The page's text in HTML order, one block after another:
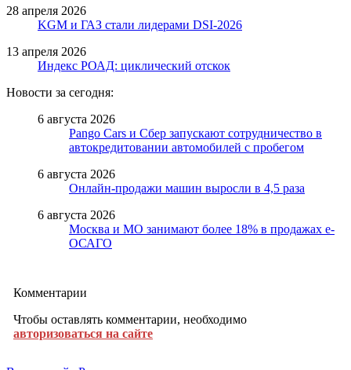
28 апреля 2026
KGM и ГАЗ стали лидерами DSI-2026
13 апреля 2026
Индекс РОАД: циклический отскок
Новости за сегодня:
6 августа 2026
Pango Cars и Сбер запускают сотрудничество в
автокредитовании автомобилей с пробегом
6 августа 2026
Онлайн-продажи машин выросли в 4,5 раза
6 августа 2026
Москва и МО занимают более 18% в продажах е-
ОСАГО
Комментарии
Чтобы оставлять комментарии, необходимо
авторизоваться на сайте